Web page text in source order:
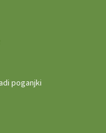
poganjki